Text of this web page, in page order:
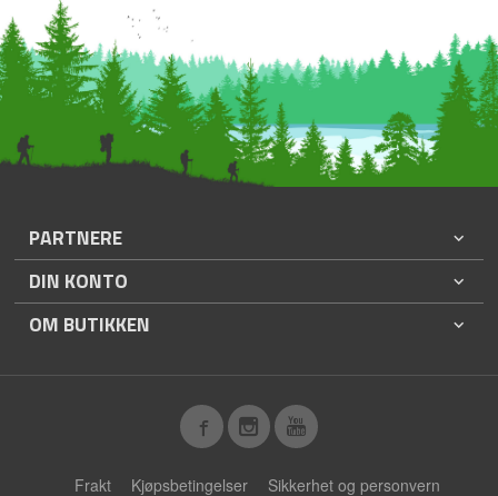
PARTNERE
DIN KONTO
OM BUTIKKEN
Frakt Kjøpsbetingelser Sikkerhet og personvern